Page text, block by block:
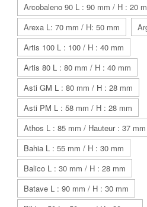
Arcobaleno 90 L : 90 mm / H : 20
Arexa L: 70 mm / H: 50 mm
Artis 100 L : 100 / H : 40 mm
Artis 80 L : 80 mm / H : 40 mm
Asti GM L : 80 mm / H : 28 mm
Asti PM L : 58 mm / H : 28 mm
Athos L : 85 mm / Hauteur : 37 mm
Bahia L : 55 mm / H : 30 mm
Balico L : 30 mm / H : 28 mm
Batave L : 90 mm / H : 30 mm